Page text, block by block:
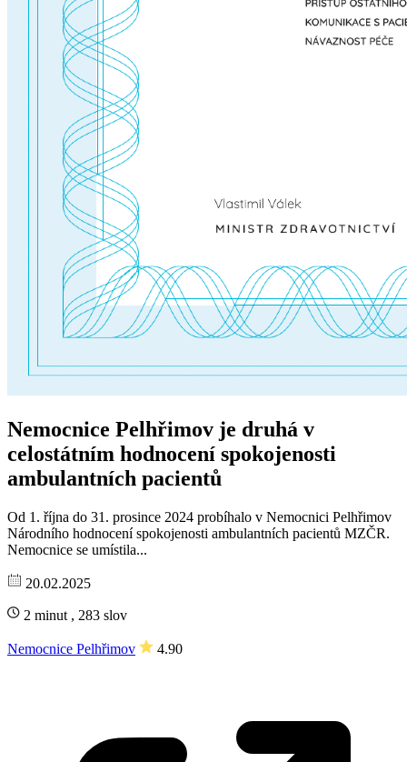
Nemocnice Pelhřimov je druhá v
celostátním hodnocení spokojenosti
ambulantních pacientů
Od 1. října do 31. prosince 2024 probíhalo v Nemocnici Pelhřimov
Národního hodnocení spokojenosti ambulantních pacientů MZČR.
Nemocnice se umístila...
20.02.2025
2 minut , 283 slov
Nemocnice Pelhřimov 4.90